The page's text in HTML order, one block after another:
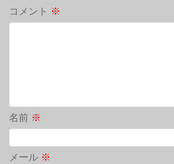
コメント ※
名前 ※
メール ※